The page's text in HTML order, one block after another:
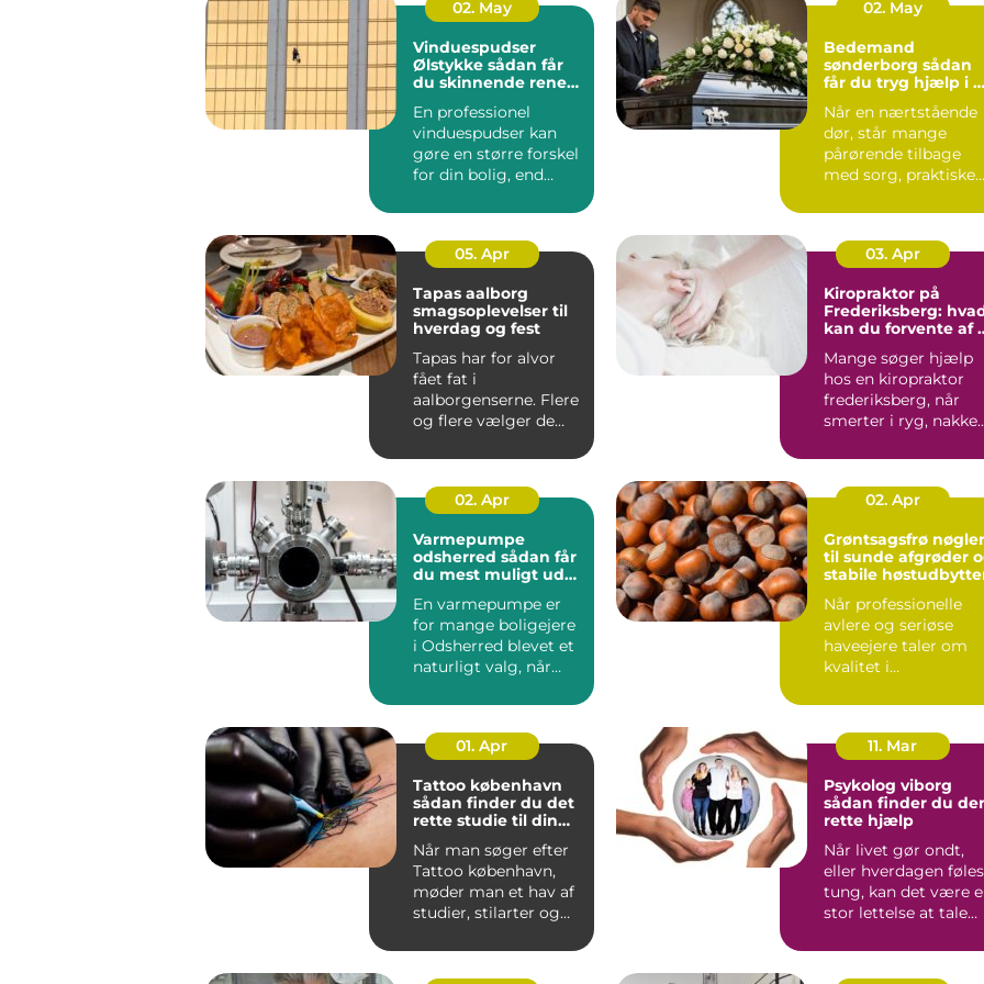
02. May
Vinduespudser
Ølstykke sådan får
du skinnende rene
En professionel
vinduespudser kan
gøre en større forskel
for din bolig, end
Klare ...
02. May
Bedemand
sønderborg sådan
får du tryg hjælp i en
Når en nærtstående
dør, står mange
pårørende tilbage
med sorg, praktiske
af ik...
05. Apr
Tapas aalborg
smagsoplevelser til
hverdag og fest
Tapas har for alvor
fået fat i
aalborgenserne. Flere
og flere vælger de
skal hyg...
03. Apr
Kiropraktor på
Frederiksberg:
kan du forvente af
Mange søger hjælp
hos en kiropraktor
frederiksberg, når
smerter i ryg, nakke
02. Apr
Varmepumpe
odsherred sådan får
du mest muligt ud
En varmepumpe er
for mange boligejere
i Odsherred blevet et
naturligt valg, når
...
02. Apr
Grøntsagsfrø nøglen
til sunde afgrøder
stabile
Når professionelle
avlere og seriøse
haveejere taler om
kvalitet i
marken, star...
01. Apr
Tattoo københavn
sådan finder du det
rette studie til din
Når man søger efter
Tattoo københavn,
møder man et hav af
studier, stilarter og
sk...
11. Mar
Psykolog viborg
sådan finder du
rette hjælp
Når livet gør ondt,
eller hverdagen føles
tung, kan det være
stor lettelse at tale